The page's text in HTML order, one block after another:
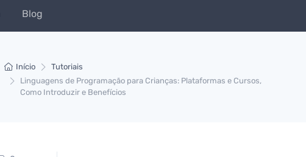
Blog
Início
Tutoriais
Linguagens de Programação para Crianças: Plataformas e Cursos,
Como Introduzir e Benefícios